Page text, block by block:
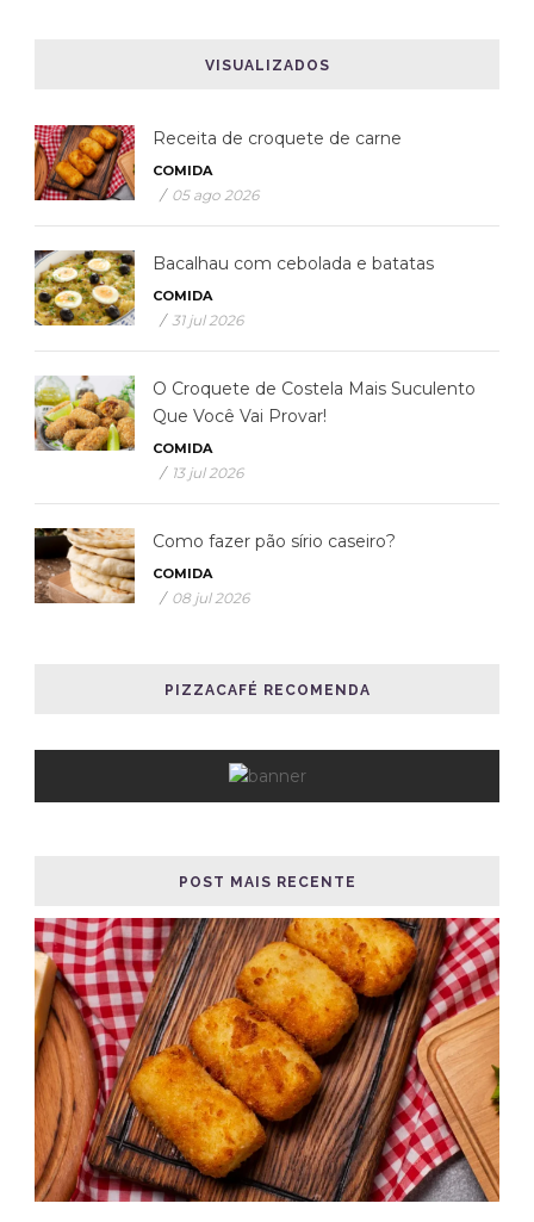
VISUALIZADOS
Receita de croquete de carne
COMIDA
/ 05 ago 2026
Bacalhau com cebolada e batatas
COMIDA
/ 31 jul 2026
O Croquete de Costela Mais Suculento
Que Você Vai Provar!
COMIDA
/ 13 jul 2026
Como fazer pão sírio caseiro?
COMIDA
/ 08 jul 2026
PIZZACAFÉ RECOMENDA
POST MAIS RECENTE